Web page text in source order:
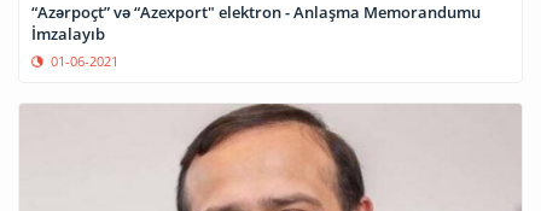
“Azərpoçt” və “Azexport" elektron - Anlaşma Memorandumu
İmzalayıb
01-06-2021